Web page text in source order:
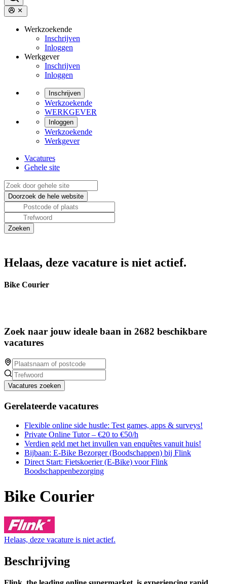
Werkzoekende
Inschrijven
Inloggen
Werkgever
Inschrijven
Inloggen
Inschrijven
Werkzoekende
WERKGEVER
Inloggen
Werkzoekende
Werkgever
Vacatures
Gehele site
Helaas, deze vacature is niet actief.
Bike Courier
Zoek naar jouw ideale baan in 2682 beschikbare
vacatures
Vacatures zoeken
Gerelateerde vacatures
Flexible online side hustle: Test games, apps & surveys!
Private Online Tutor – €20 to €50/h
Verdien geld met het invullen van enquêtes vanuit huis!
Bijbaan: E-Bike Bezorger (Boodschappen) bij Flink
Direct Start: Fietskoerier (E-Bike) voor Flink
Boodschappenbezorging
Bike Courier
Helaas, deze vacature is niet actief.
Beschrijving